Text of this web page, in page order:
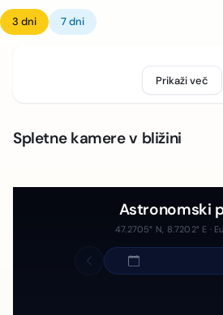
3 dni 7 dni
Prikaži več
Spletne kamere v bližini
Astronomski
47.2705° N, 8.7202° E ·